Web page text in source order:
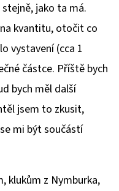
jako ta má.
kvantitu, otočit co
vystavení (cca 1
částce. Příště bych
bych měl další
jsem to zkusit,
mi být součástí
klukům z Nymburka,